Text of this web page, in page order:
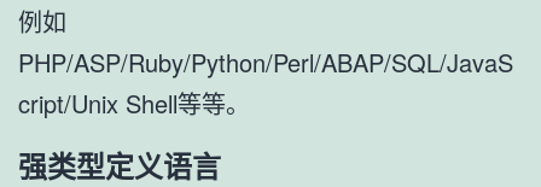
例如
PHP/ASP/Ruby/Python/Perl/ABAP/SQL/JavaS
cript/Unix Shell等等。
强类型定义语言